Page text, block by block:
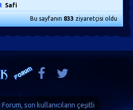
Safi
Bu sayfanın833ziyaretçisi oldu
Forum, son kullanıcıların çeşitli